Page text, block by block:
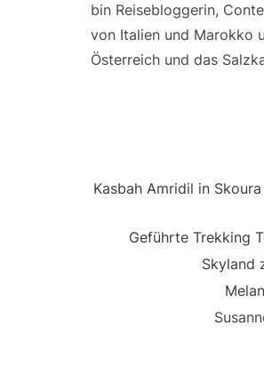
bin Reisebloggerin,
von Italien und Marokko
Österreich und das
Kasbah Amridil in
Geführte Trekking
Skyland